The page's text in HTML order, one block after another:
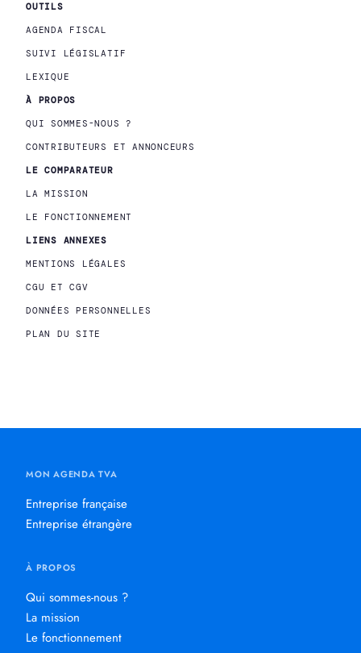
OUTILS
AGENDA FISCAL
SUIVI LÉGISLATIF
LEXIQUE
À PROPOS
QUI SOMMES-NOUS ?
CONTRIBUTEURS ET ANNONCEURS
LE COMPARATEUR
LA MISSION
LE FONCTIONNEMENT
LIENS ANNEXES
MENTIONS LÉGALES
CGU ET CGV
DONNÉES PERSONNELLES
PLAN DU SITE
MON AGENDA TVA
Entreprise française
Entreprise étrangère
À PROPOS
Qui sommes-nous ?
La mission
Le fonctionnement